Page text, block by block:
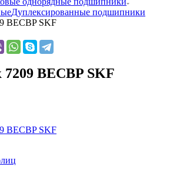
Дуплексированные подшипники
BECBP SKF
BECBP SKF